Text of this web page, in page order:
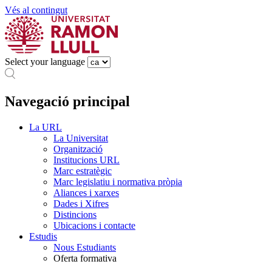
Vés al contingut
Select your language
Navegació principal
La URL
La Universitat
Organització
Institucions URL
Marc estratègic
Marc legislatiu i normativa pròpia
Aliances i xarxes
Dades i Xifres
Distincions
Ubicacions i contacte
Estudis
Nous Estudiants
Oferta formativa